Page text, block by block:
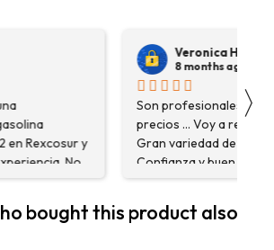
Rexcosur y
No
que
con
de que
Veronica Hidalgo
8 months ago
Son profesionales ,
precios ... Voy a repetir
Gran variedad de
Confianza y buen servicio.
〉
bought this product also